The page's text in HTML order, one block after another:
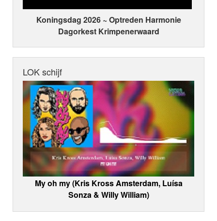
Koningsdag 2026 ~ Optreden Harmonie
Dagorkest Krimpenerwaard
LOK schijf
My oh my (Kris Kross Amsterdam, Luísa
Sonza & Willy William)